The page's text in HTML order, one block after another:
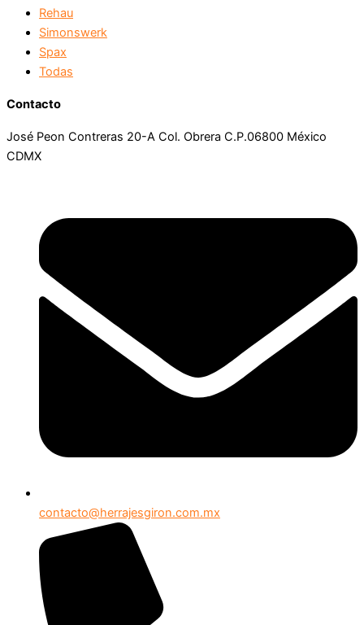
Rehau
Simonswerk
Spax
Todas
Contacto
José Peon Contreras 20-A Col. Obrera C.P.06800 México
CDMX
contacto@herrajesgiron.com.mx